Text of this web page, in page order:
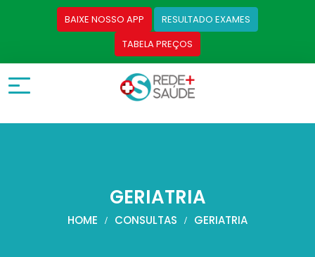
BAIXE NOSSO APP
RESULTADO EXAMES
TABELA PREÇOS
GERIATRIA
HOME CONSULTAS GERIATRIA